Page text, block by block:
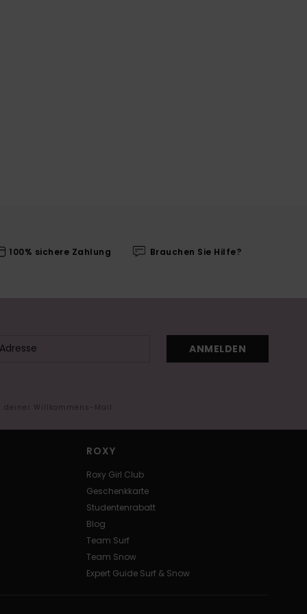
100% sichere Zahlung Brauchen Sie Hilfe?
ANMELDEN
Willkommens-Mail
ROXY
Roxy Girl Club
Geschenkkarte
Studentenrabatt
Blog
Team Surf
Team Snow
Expert Guide Surf & Snow